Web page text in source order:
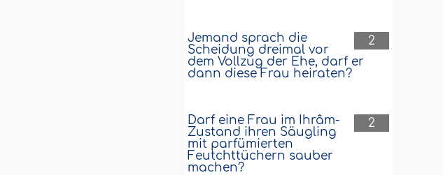
2
Jemand sprach die
Scheidung dreimal vor
dem Vollzug der Ehe, darf er
dann diese Frau heiraten?
2
Darf eine Frau im Ihrâm-
Zustand ihren Säugling
mit parfümierten
Feutchttüchern sauber
machen?